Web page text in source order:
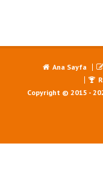
Ana Sayfa
Copyright © 2015 -